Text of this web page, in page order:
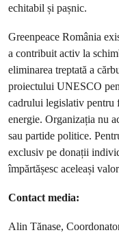
echitabil și pașnic.
Greenpeace România
a contribuit activ la
eliminarea treptată a
proiectului UNESCO
cadrului legislativ pentru
energie. Organizația nu
sau partide politice.
exclusiv pe donații
împărtășesc aceleași
Contact media:
Alin Tănase,